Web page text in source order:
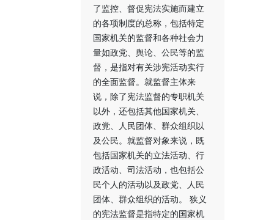
了监控、督促宪法实施而建立
的各项制度的总称，包括特定
国家机关的监督和各种社会力
量如政党、舆论、公民等的监
督，是指对有关涉宪活动实行
的全面监督。就监督主体来
说，除了宪法监督的专职机关
以外，还包括其他国家机关、
政党、人民团体、群众组织以
及公民。就监督对象来说，既
包括国家机关的立法活动、行
政活动、司法活动，也包括公
民个人的活动以及政党、人民
团体、群众组织的活动。 狭义
的宪法监督是指特定的国家机